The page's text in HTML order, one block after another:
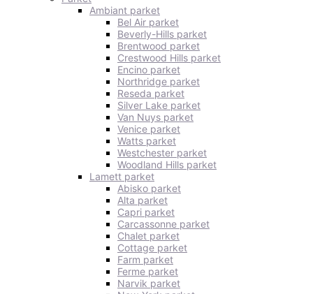
Ambiant parket
Bel Air parket
Beverly-Hills parket
Brentwood parket
Crestwood Hills parket
Encino parket
Northridge parket
Reseda parket
Silver Lake parket
Van Nuys parket
Venice parket
Watts parket
Westchester parket
Woodland Hills parket
Lamett parket
Abisko parket
Alta parket
Capri parket
Carcassonne parket
Chalet parket
Cottage parket
Farm parket
Ferme parket
Narvik parket